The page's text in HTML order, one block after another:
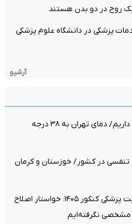
روح در دو بدن هستند
پزشکی در دانشگاه علوم پزشکی
آرشیو
۴۰ تا ۵۰ روز گرمای نسبی در پیش داریم/ دمای تهران به ۳۸ درجه
در کشور/ خوزستان و کرمان
موضع وزارت بهداشت درباره ظرفیت پزشکی کنکور ۱۴۰۵: خواستار اصلاح
مشخصی نگرفته‌ایم